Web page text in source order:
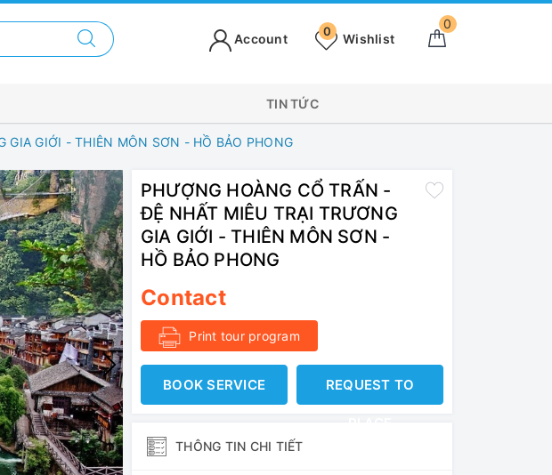
0
Wishlist
0
Account
TIN TỨC
GIA GIỚI - THIÊN MÔN SƠN - HỒ BẢO PHONG
PHƯỢNG HOÀNG CỔ TRẤN -
ĐỆ NHẤT MIÊU TRẠI TRƯƠNG
GIA GIỚI - THIÊN MÔN SƠN -
HỒ BẢO PHONG
Contact
Print tour program
BOOK SERVICE REQUEST TO
THÔNG TIN CHI TIẾT